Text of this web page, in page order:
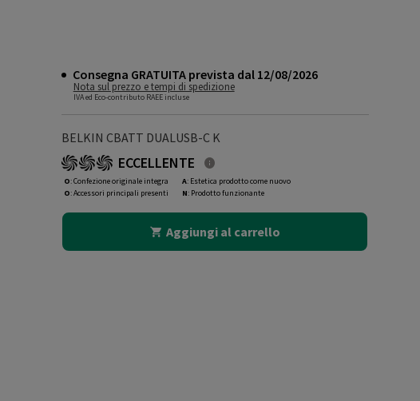
Consegna GRATUITA prevista dal 12/08/2026
Nota sul prezzo e tempi di spedizione
IVA ed Eco-contributo RAEE incluse
BELKIN CBATT DUALUSB-C K
ECCELLENTE
O: Confezione originale integra
O: Accessori principali presenti
A: Estetica prodotto come nuovo
N: Prodotto funzionante
Aggiungi al carrello